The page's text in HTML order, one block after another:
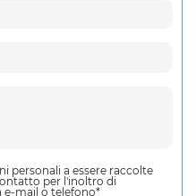
personali a essere raccolte
per l'inoltro di
mail o telefono*